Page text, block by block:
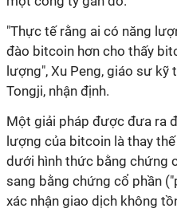
"Thực tế rằng ai có năng
đào bitcoin hơn cho thấy
lượng", Xu Peng, giáo sư
Tongji, nhận định.
Một giải pháp được đưa ra
lượng của bitcoin là thay
dưới hình thức bằng chứng
sang bằng chứng cổ phần
xác nhận giao dịch không